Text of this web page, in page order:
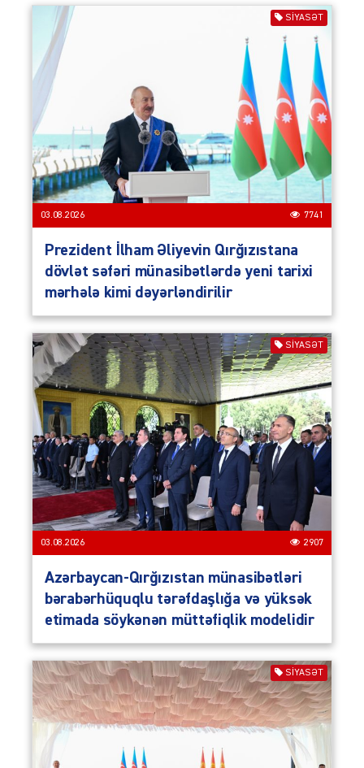
SIYASƏT
03.08.2026 7741
Prezident İlham Əliyevin Qırğızıstana
dövlət səfəri münasibətlərdə yeni tarixi
mərhələ kimi dəyərləndirilir
SIYASƏT
03.08.2026 2907
Azərbaycan-Qırğızıstan münasibətləri
bərabərhüquqlu tərəfdaşlığa və yüksək
etimada söykənən müttəfiqlik modelidir
SIYASƏT